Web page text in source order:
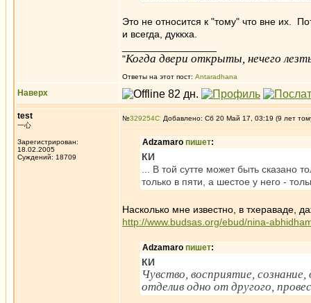
Это не относится к "тому" что вне их.
и всегда, дуккха.
"Когда двери открыты, нечего
Ответы на этот пост: Antaradhana
Наверх
test
一心
Зарегистрирован:
18.02.2005
Суждений: 18709
№329254 Добавлено: Сб 20 Май 17, 03:19 (9 лет
Adzamaro пишет:
КИ
... В той сутте может быть сказано
только в пяти, а шестое у него -
Насколько мне известно, в тхераваде,
http://www.budsas.org/ebud/nina-
Adzamaro пишет:
КИ
Чувство, восприятие,
отделив одно от другого,